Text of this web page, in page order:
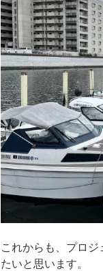
これからも、プロ
たいと思います。